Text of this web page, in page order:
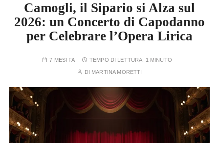
Camogli, il Sipario si Alza sul
2026: un Concerto di Capodanno
per Celebrare l’Opera Lirica
7 MESI FA TEMPO DI LETTURA: 1 MINUTO
DI MARTINA MORETTI